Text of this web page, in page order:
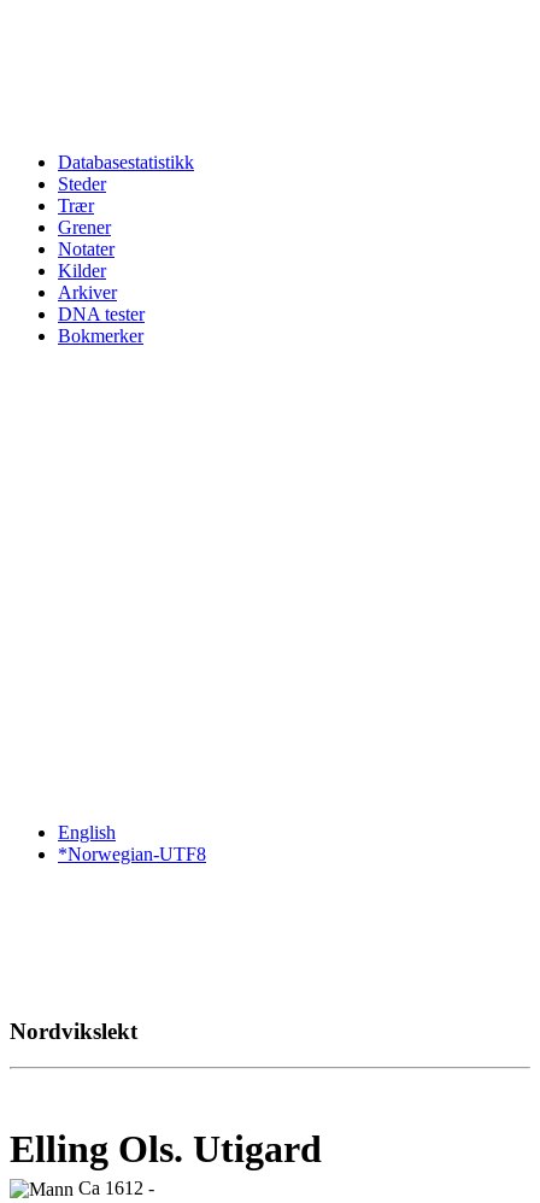
Databasestatistikk
Steder
Trær
Grener
Notater
Kilder
Arkiver
DNA tester
Bokmerker
English
*Norwegian-UTF8
Nordvikslekt
Elling Ols. Utigard
Ca 1612 -